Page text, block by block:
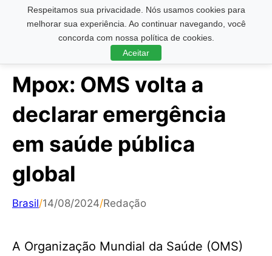
Respeitamos sua privacidade. Nós usamos cookies para
melhorar sua experiência. Ao continuar navegando, você
concorda com nossa política de cookies.
Aceitar
Pesquisar ...
Mpox: OMS volta a
declarar emergência
em saúde pública
global
Brasil/14/08/2024/Redação
A Organização Mundial da Saúde (OMS)